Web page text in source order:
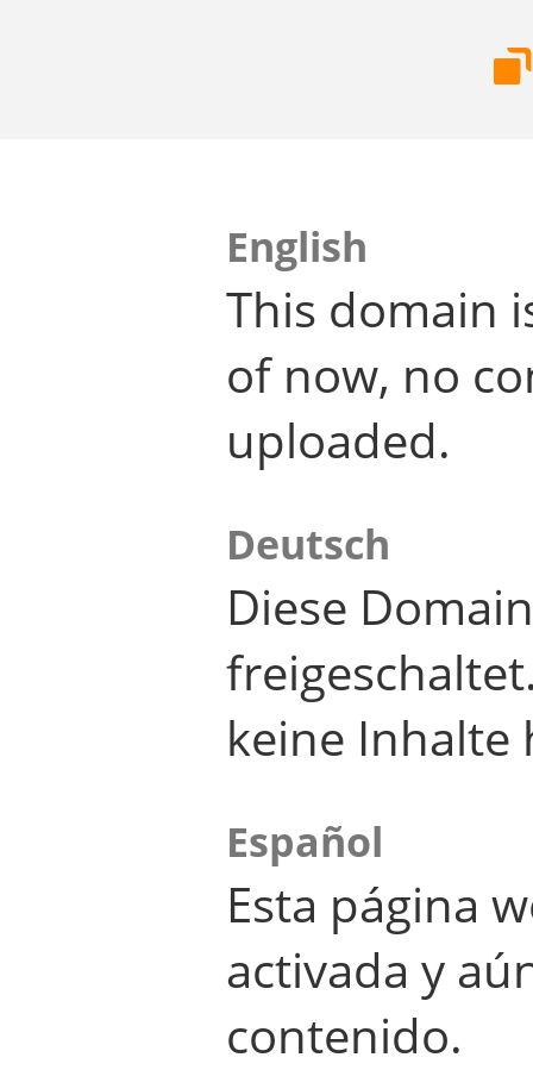
English
This domain
of now, no
uploaded.
Deutsch
Diese
keine Inhalte
Español
Esta página
activada y
contenido.